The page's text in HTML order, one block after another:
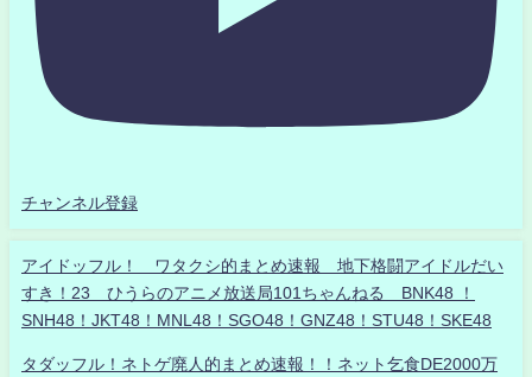
チャンネル登録
アイドッフル！ ワタクシ的まとめ速報 地下格闘アイドルだい
すき！23 ひうらのアニメ放送局101ちゃんねる BNK48 ！
SNH48！JKT48！MNL48！SGO48！GNZ48！STU48！SKE48
タダッフル！ネトゲ廃人的まとめ速報！！ネット乞食DE2000万